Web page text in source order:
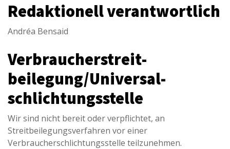
Redaktionell verantwortlich
Andréa Bensaid
Verbraucher­streit­
beilegung/Universal­
schlichtungs­stelle
Wir sind nicht bereit oder verpflichtet, an
Streitbeilegungsverfahren vor einer
Verbraucherschlichtungsstelle teilzunehmen.